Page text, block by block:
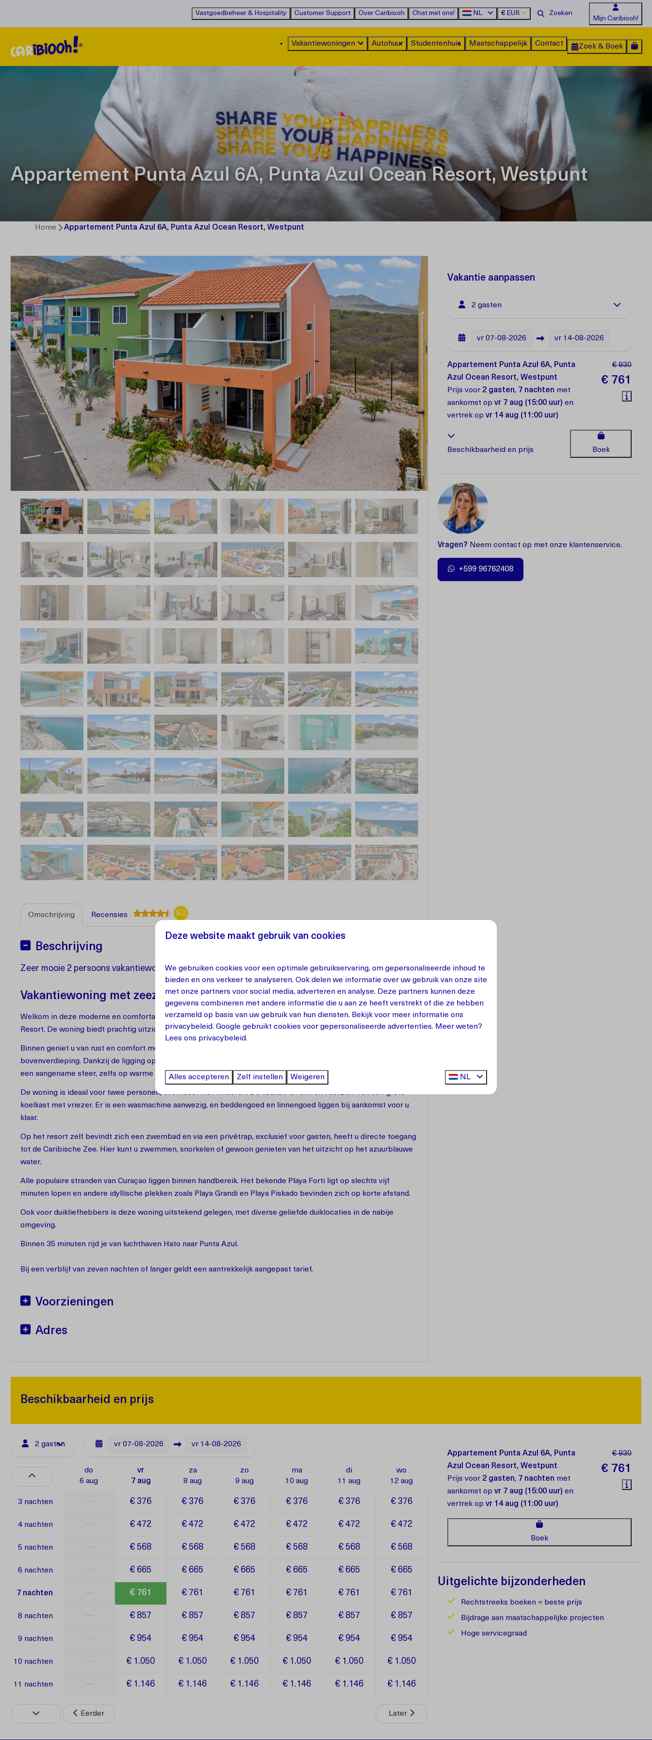
Vastgoedbeheer & Hospitality Customer Support Over Caribiooh Chat met ons! NL € EUR
Mijn Caribiooh!
Vakantiewoningen Autohuur Studentenhuis Maatschappelijk Contact Zoek & Boek
Appartement Punta Azul 6A, Punta Azul Ocean Resort, Westpunt
Home Appartement Punta Azul 6A, Punta Azul Ocean Resort, Westpunt
Omschrijving Recensies 9,2
Beschrijving
Zeer mooie 2 persoons vakantiewoning op Punta Azul Ocean Resort met zeezicht.
Vakantiewoning met zeezicht – Punta Azul Ocean Resort, Curaçao
Welkom in deze moderne en comfortabele vakantiewoning, gelegen op het gloednieuwe Punta Azul Ocean
Resort. De woning biedt prachtig uitzicht op zee en is volledig ingericht voor een ontspannen verblijf op Curaçao.
Binnen geniet u van rust en comfort met twee eigen terrassen, één op de begane grond en één op de
bovenverdieping. Dankzij de ligging op de wind waait er altijd een verkoelende bries door het huis, wat zorgt voor
een aangename sfeer, zelfs op warme dagen.
De woning is ideaal voor twee personen, eventueel met kinderen. De keuken is ruim en voorzien van een grote
koelkast met vriezer. Er is een wasmachine aanwezig, en beddengoed en linnengoed liggen bij aankomst voor u
klaar.
Op het resort zelf bevindt zich een zwembad en via een privétrap, exclusief voor gasten, heeft u directe toegang
tot de Caribische Zee. Hier kunt u zwemmen, snorkelen of gewoon genieten van het uitzicht op het azuurblauwe
water.
Alle populaire stranden van Curaçao liggen binnen handbereik. Het bekende Playa Forti ligt op slechts vijf
minuten lopen en andere idyllische plekken zoals Playa Grandi en Playa Piskado bevinden zich op korte afstand.
Ook voor duikliefhebbers is deze woning uitstekend gelegen, met diverse geliefde duiklocaties in de nabije
omgeving.
Binnen 35 minuten rijd je van luchthaven Hato naar Punta Azul.
Bij een verblijf van zeven nachten of langer geldt een aantrekkelijk aangepast tarief.
Voorzieningen
Adres
Vakantie aanpassen
2 gasten
vr 07-08-2026 vr 14-08-2026
€ 930
€ 761
Appartement Punta Azul 6A, Punta
Azul Ocean Resort, Westpunt
Prijs voor 2 gasten, 7 nachten met
aankomst op vr 7 aug (15:00 uur) en
vertrek op vr 14 aug (11:00 uur)
Beschikbaarheid en prijs Boek
Vragen? Neem contact op met onze klantenservice.
+599 96762408
Beschikbaarheid en prijs
2 gasten vr 07-08-2026 vr 14-08-2026
do
6 aug
vr
7 aug
za
8 aug
zo
9 aug
ma
10 aug
di
11 aug
wo
12 aug
3 nachten € 376 € 376 € 376 € 376 € 376 € 376
4 nachten € 472 € 472 € 472 € 472 € 472 € 472
5 nachten € 568 € 568 € 568 € 568 € 568 € 568
6 nachten € 665 € 665 € 665 € 665 € 665 € 665
7 nachten € 761 € 761 € 761 € 761 € 761 € 761
8 nachten € 857 € 857 € 857 € 857 € 857 € 857
9 nachten € 954 € 954 € 954 € 954 € 954 € 954
10 nachten € 1.050 € 1.050 € 1.050 € 1.050 € 1.050 € 1.050
11 nachten € 1.146 € 1.146 € 1.146 € 1.146 € 1.146 € 1.146
Eerder Later
€ 930
€ 761
Appartement Punta Azul 6A, Punta
Azul Ocean Resort, Westpunt
Prijs voor 2 gasten, 7 nachten met
aankomst op vr 7 aug (15:00 uur) en
vertrek op vr 14 aug (11:00 uur)
Boek
Uitgelichte bijzonderheden
Rechtstreeks boeken = beste prijs
Bijdrage aan maatschappelijke projecten
Hoge servicegraad
Deze website maakt gebruik van cookies
We gebruiken cookies voor een optimale gebruikservaring, om gepersonaliseerde inhoud te
bieden en ons verkeer te analyseren. Ook delen we informatie over uw gebruik van onze site
met onze partners voor social media, adverteren en analyse. Deze partners kunnen deze
gegevens combineren met andere informatie die u aan ze heeft verstrekt of die ze hebben
verzameld op basis van uw gebruik van hun diensten. Bekijk voor meer informatie ons
privacybeleid. Google gebruikt cookies voor gepersonaliseerde advertenties. Meer weten?
Lees ons privacybeleid.
Alles accepteren Zelf instellen Weigeren NL